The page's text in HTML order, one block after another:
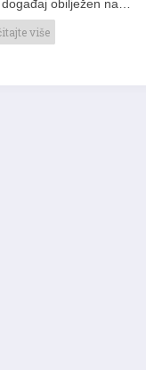
više